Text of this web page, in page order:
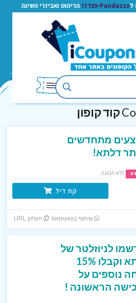
Pandazzz-פנדזז הריהוט ואביזרי השינה
מתחדשים
דלתא!
ללא תפוגה
קח דיל
שיתוף בוואטסאפ העתק URL
לניוזלטר של
דלתא וקבלו 15%
נוספים על
הראשונה !